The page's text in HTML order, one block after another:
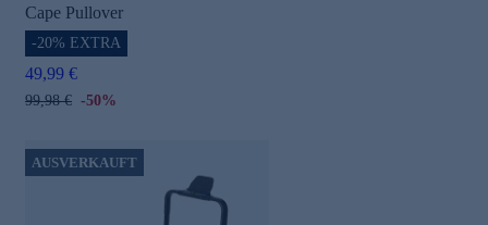
Cape Pullover
-20% EXTRA
49,99 €
99,98 € -50%
AUSVERKAUFT